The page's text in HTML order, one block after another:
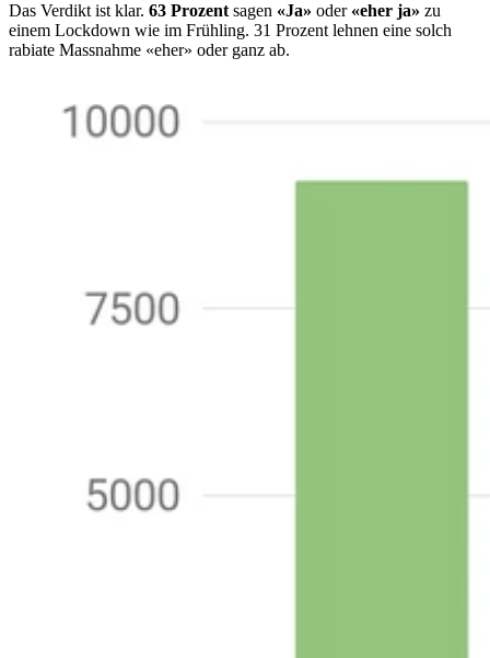
Das Verdikt ist klar. 63 Prozent sagen «Ja» oder «eher ja» zu
einem Lockdown wie im Frühling. 31 Prozent lehnen eine solch
rabiate Massnahme «eher» oder ganz ab.